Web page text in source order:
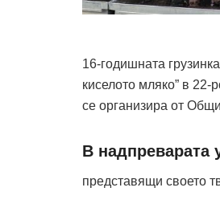
16-годишната
киселото мляко” в
се организира от
В надпреварата
представящи своето